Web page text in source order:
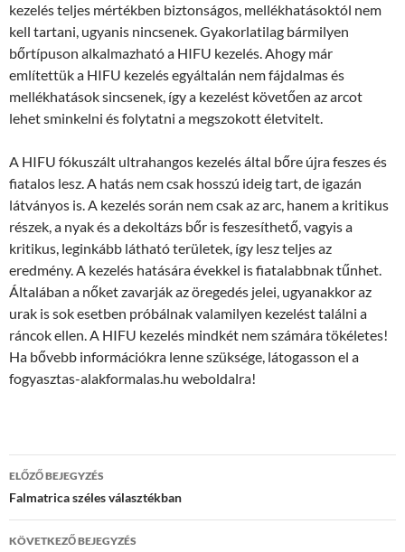
kezelés teljes mértékben biztonságos, mellékhatásoktól nem
kell tartani, ugyanis nincsenek. Gyakorlatilag bármilyen
bőrtípuson alkalmazható a HIFU kezelés. Ahogy már
említettük a HIFU kezelés egyáltalán nem fájdalmas és
mellékhatások sincsenek, így a kezelést követően az arcot
lehet sminkelni és folytatni a megszokott életvitelt.
A HIFU fókuszált ultrahangos kezelés által bőre újra feszes és
fiatalos lesz. A hatás nem csak hosszú ideig tart, de igazán
látványos is. A kezelés során nem csak az arc, hanem a kritikus
részek, a nyak és a dekoltázs bőr is feszesíthető, vagyis a
kritikus, leginkább látható területek, így lesz teljes az
eredmény. A kezelés hatására évekkel is fiatalabbnak tűnhet.
Általában a nőket zavarják az öregedés jelei, ugyanakkor az
urak is sok esetben próbálnak valamilyen kezelést találni a
ráncok ellen. A HIFU kezelés mindkét nem számára tökéletes!
Ha bővebb információkra lenne szüksége, látogasson el a
fogyasztas-alakformalas.hu weboldalra!
Bejegyzések
navigációja
ELŐZŐ BEJEGYZÉS
Falmatrica széles választékban
KÖVETKEZŐ BEJEGYZÉS